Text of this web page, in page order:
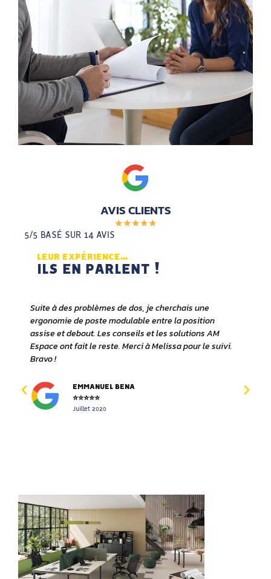
AVIS CLIENTS
★★★★★
5/5 BASÉ SUR 14 AVIS
LEUR EXPÉRIENCE...
ILS EN PARLENT !
Suite à des problèmes de dos, je cherchais une
ergonomie de poste modulable entre la position
assise et debout. Les conseils et les solutions AM
Espace ont fait le reste. Merci à Melissa pour le suivi.
Bravo !
EMMANUEL BENA
⭐⭐⭐⭐⭐
Juillet 2020